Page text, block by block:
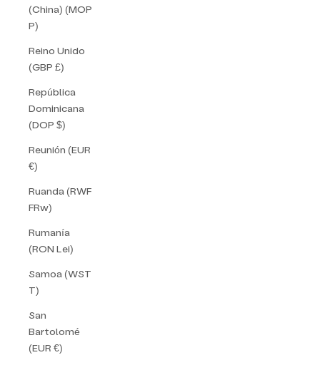
(China) (MOP
P)
Reino Unido
(GBP £)
República
Dominicana
(DOP $)
Reunión (EUR
€)
Ruanda (RWF
FRw)
Rumanía
(RON Lei)
Samoa (WST
T)
San
Bartolomé
(EUR €)